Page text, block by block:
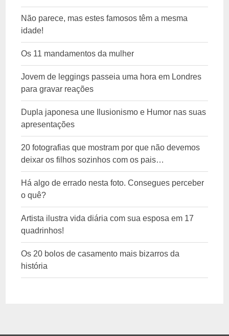
Não parece, mas estes famosos têm a mesma
idade!
Os 11 mandamentos da mulher
Jovem de leggings passeia uma hora em Londres
para gravar reações
Dupla japonesa une Ilusionismo e Humor nas suas
apresentações
20 fotografias que mostram por que não devemos
deixar os filhos sozinhos com os pais…
Há algo de errado nesta foto. Consegues perceber
o quê?
Artista ilustra vida diária com sua esposa em 17
quadrinhos!
Os 20 bolos de casamento mais bizarros da
história